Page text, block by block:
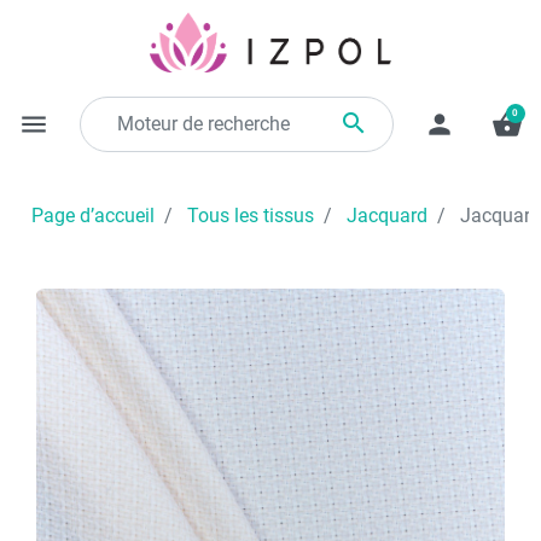
menu  person shopping_basket
0
Page d’accueil Tous les tissus Jacquard